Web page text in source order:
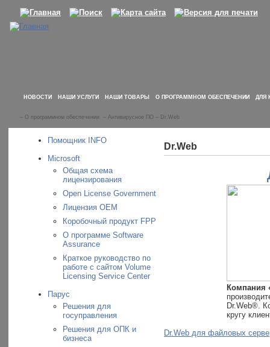
НОВОСТИ НАШИ УСЛУГИ НАШИ ТОВАРЫ О ПРОГРАММНОМ ОБЕСПЕЧЕНИИ ДЛЯ
– О программном обеспечении – Антивирусное ПО – Dr.Web
Помощник INFO
Microsoft
Общая схема
лицензирования
Open License Government
Лицензия OEM
Коробочный продукт FPP
О программе Software
Assurance
Краткое руководство по
работе с сайтом Volume
Licensing Service Center
Парус
Решения для
госуправления
Решения для ОПК и
бизнеса
Dr.Web
Компания
Dr.Web®.
кругу
Dr.Web для файловых